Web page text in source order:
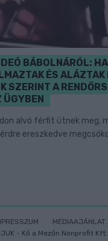
BÁBOLNÁRÓL:
ÉS ALÁZTAK
SZERINT A
ÜGYBEN
alvó férfit ütnek meg,
ereszkedve
MÉDIAAJÁNLAT
- Kő a Mezőn Nonprofit